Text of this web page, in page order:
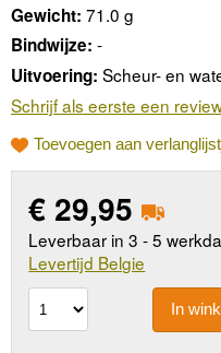
Gewicht: 71.0 g
Bindwijze: -
Uitvoering: Scheur- en
Schrijf als eerste een
Toevoegen aan
€ 29,95
Leverbaar in 3 - 5
Levertijd Belgie
In